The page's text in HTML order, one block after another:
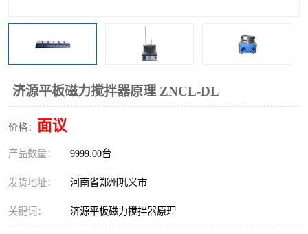
济源平板磁力搅拌器原理 ZNCL-DL
价格： 面议
产品数量： 9999.00台
发货地址： 河南省郑州巩义市
关键词： 济源平板磁力搅拌器原理